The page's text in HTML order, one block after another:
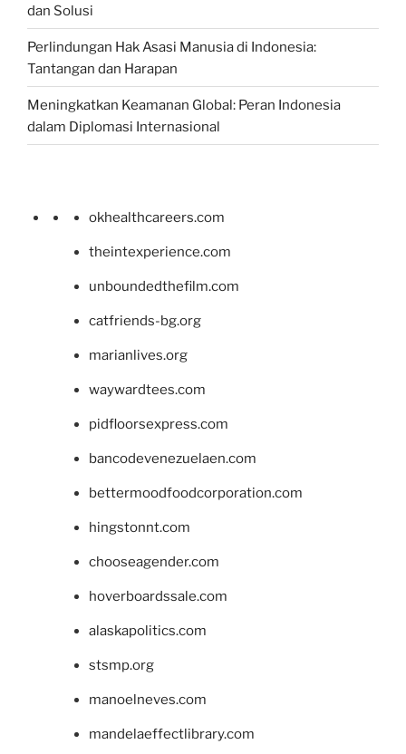
dan Solusi
Perlindungan Hak Asasi Manusia di Indonesia:
Tantangan dan Harapan
Meningkatkan Keamanan Global: Peran Indonesia
dalam Diplomasi Internasional
okhealthcareers.com
theintexperience.com
unboundedthefilm.com
catfriends-bg.org
marianlives.org
waywardtees.com
pidfloorsexpress.com
bancodevenezuelaen.com
bettermoodfoodcorporation.com
hingstonnt.com
chooseagender.com
hoverboardssale.com
alaskapolitics.com
stsmp.org
manoelneves.com
mandelaeffectlibrary.com